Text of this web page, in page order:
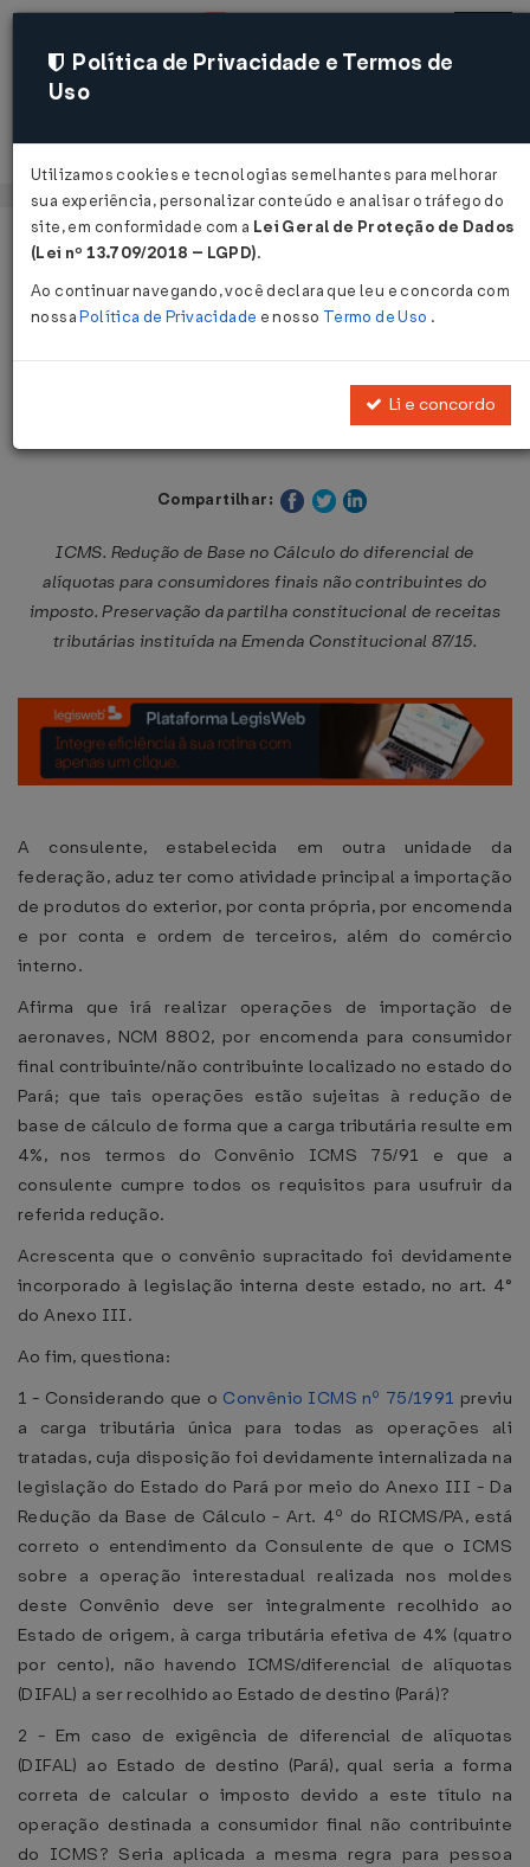
Acessar
Página Inicial Legislações
Solução de Consulta Nº 5 DE
Compartilhar:
ICMS. Redução de Base no Cálculo do diferencial de
alíquotas para consumidores finais não contribuintes do
imposto. Preservação da partilha constitucional de receitas
tributárias instituída na Emenda Constitucional 87/15.
A consulente, estabelecida em outra unidade da
federação, aduz ter como atividade principal a importação
de produtos do exterior, por conta própria, por encomenda
e por conta e ordem de terceiros, além do comércio
interno.
Afirma que irá realizar operações de importação de
aeronaves, NCM 8802, por encomenda para consumidor
final contribuinte/não contribuinte localizado no estado do
Pará; que tais operações estão sujeitas à redução de
base de cálculo de forma que a carga tributária resulte em
4%, nos termos do Convênio ICMS 75/91 e que a
consulente cumpre todos os requisitos para usufruir da
referida redução.
Acrescenta que o convênio supracitado foi devidamente
incorporado à legislação interna deste estado, no art. 4°
do Anexo III.
Ao fim, questiona:
1 - Considerando que o Convênio ICMS nº 75/1991 previu
a carga tributária única para todas as operações ali
tratadas, cuja disposição foi devidamente internalizada na
legislação do Estado do Pará por meio do Anexo III - Da
Redução da Base de Cálculo - Art. 4º do RICMS/PA, está
correto o entendimento da Consulente de que o ICMS
sobre a operação interestadual realizada nos moldes
deste Convênio deve ser integralmente recolhido ao
Estado de origem, à carga tributária efetiva de 4% (quatro
por cento), não havendo ICMS/diferencial de alíquotas
(DIFAL) a ser recolhido ao Estado de destino (Pará)?
2 - Em caso de exigência de diferencial de alíquotas
(DIFAL) ao Estado de destino (Pará), qual seria a forma
correta de calcular o imposto devido a este título na
operação destinada a consumidor final não contribuinte
do ICMS? Seria aplicada a mesma regra para pessoa
Política de Privacidade e Termos de
Uso
Utilizamos cookies e tecnologias semelhantes para melhorar
sua experiência, personalizar conteúdo e analisar o tráfego do
site, em conformidade com a Lei Geral de Proteção de Dados
(Lei nº 13.709/2018 – LGPD).
Ao continuar navegando, você declara que leu e concorda com
nossaPolítica de Privacidade e nosso Termo de Uso .
Li e concordo